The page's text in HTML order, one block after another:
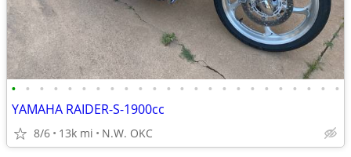
• • • • • • • • • • • • • • • • • • • • • • • •
YAMAHA RAIDER-S-1900cc
8/6 13k mi N.W. OKC